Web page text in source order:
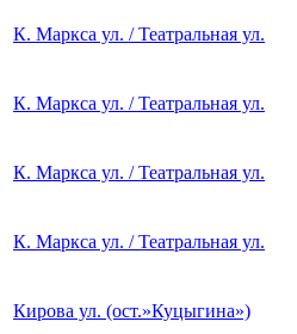
К. Маркса ул. / Театральная ул.
К. Маркса ул. / Театральная ул.
К. Маркса ул. / Театральная ул.
К. Маркса ул. / Театральная ул.
Кирова ул. (ост.»Куцыгина»)